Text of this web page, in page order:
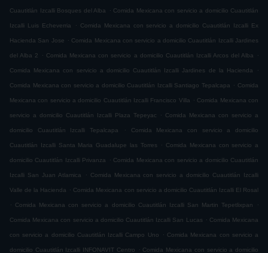
Cuautitlán Izcalli Bosques del Alba . Comida Mexicana con servicio a domicilio Cuautitlán
Izcalli Luis Echeverria . Comida Mexicana con servicio a domicilio Cuautitlán Izcalli Ex
Hacienda San Jose . Comida Mexicana con servicio a domicilio Cuautitlán Izcalli Jardines
del Alba 2 . Comida Mexicana con servicio a domicilio Cuautitlán Izcalli Arcos del Alba .
Comida Mexicana con servicio a domicilio Cuautitlán Izcalli Jardines de la Hacienda .
Comida Mexicana con servicio a domicilio Cuautitlán Izcalli Santiago Tepalcapa . Comida
Mexicana con servicio a domicilio Cuautitlán Izcalli Francisco Villa . Comida Mexicana con
servicio a domicilio Cuautitlán Izcalli Plaza Tepeyac . Comida Mexicana con servicio a
domicilio Cuautitlán Izcalli Tepalcapa . Comida Mexicana con servicio a domicilio
Cuautitlán Izcalli Santa Maria Guadalupe las Torres . Comida Mexicana con servicio a
domicilio Cuautitlán Izcalli Privanza . Comida Mexicana con servicio a domicilio Cuautitlán
Izcalli San Juan Atlamica . Comida Mexicana con servicio a domicilio Cuautitlán Izcalli
Valle de la Hacienda . Comida Mexicana con servicio a domicilio Cuautitlán Izcalli El Rosal
.
Comida Mexicana con servicio a domicilio Cuautitlán Izcalli San Martin Tepetlixpan .
Comida Mexicana con servicio a domicilio Cuautitlán Izcalli San Lucas . Comida Mexicana
con servicio a domicilio Cuautitlán Izcalli Campo Uno . Comida Mexicana con servicio a
domicilio Cuautitlán Izcalli INFONAVIT Centro . Comida Mexicana con servicio a domicilio